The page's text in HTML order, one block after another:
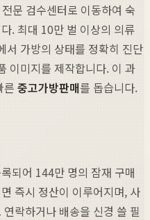
문 검수센터로 이동하여 숙
. 최대 10만 벌 이상의 의류
서 가방의 상태를 정확히 진단
이미지를 제작합니다. 이 과
른 중고가방판매를 돕습니다.
되어 144만 명의 잠재 구매
즉시 정산이 이루어지며, 사
락하거나 배송을 신경 쓸 필